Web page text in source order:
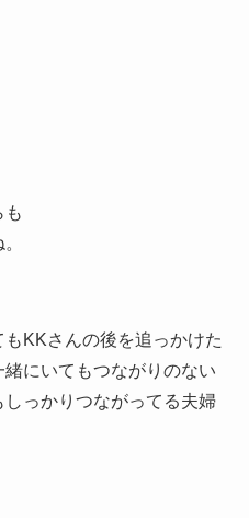
も
KKさんの後を追っかけた
にいてもつながりのない
っかりつながってる夫婦